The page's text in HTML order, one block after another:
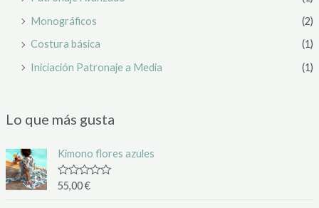
Monográficos
(2)
Costura básica
(1)
Iniciación Patronaje a Media
(1)
Lo que más gusta
Kimono flores azules
V
55,00€